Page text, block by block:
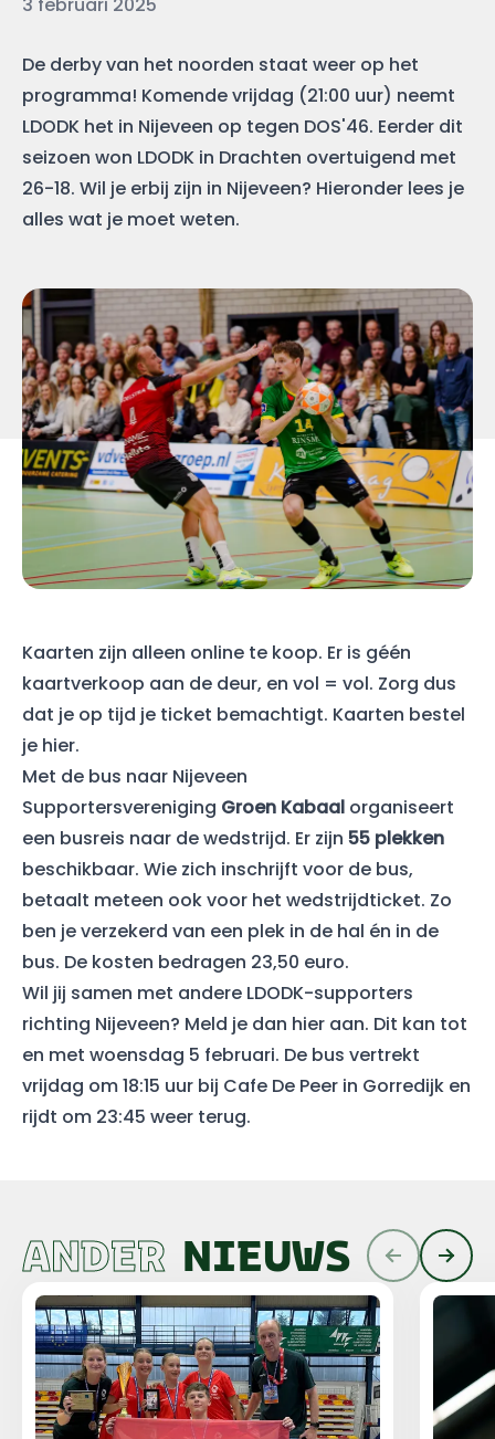
3 februari 2025
De derby van het noorden staat weer op het
programma! Komende vrijdag (21:00 uur) neemt
LDODK het in Nijeveen op tegen DOS'46. Eerder dit
seizoen won LDODK in Drachten overtuigend met
26-18. Wil je erbij zijn in Nijeveen? Hieronder lees je
alles wat je moet weten.
Kaarten zijn alleen online te koop. Er is géén
kaartverkoop aan de deur, en vol = vol. Zorg dus
dat je op tijd je ticket bemachtigt. Kaarten bestel
je hier.
Met de bus naar Nijeveen
Supportersvereniging Groen Kabaal organiseert
een busreis naar de wedstrijd. Er zijn55 plekken
beschikbaar. Wie zich inschrijft voor de bus,
betaalt meteen ook voor het wedstrijdticket. Zo
ben je verzekerd van een plek in de hal én in de
bus. De kosten bedragen 23,50 euro.
Wil jij samen met andere LDODK-supporters
richting Nijeveen? Meld je dan hier aan. Dit kan tot
en met woensdag 5 februari. De bus vertrekt
vrijdag om 18:15 uur bij Cafe De Peer in Gorredijk en
rijdt om 23:45 weer terug.
ANDER NIEUWS